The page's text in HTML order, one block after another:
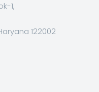
1,
122002